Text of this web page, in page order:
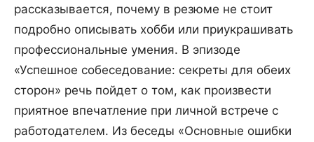
рассказывается, почему в резюме не стоит
подробно описывать хобби или приукрашивать
профессиональные умения. В эпизоде
«Успешное собеседование: секреты для обеих
сторон» речь пойдет о том, как произвести
приятное впечатление при личной встрече с
работодателем. Из беседы «Основные ошибки